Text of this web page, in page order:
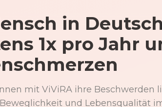
in
1x pro Jahr
mit ViViRA ihre Beschwerden
und Lebensqualität